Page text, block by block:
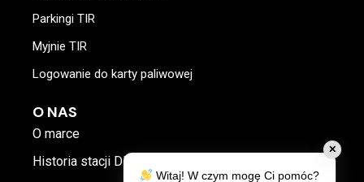
Parkingi TIR
Myjnie TIR
Logowanie do karty paliwowej
O NAS
O marce
Historia stacji DP
✕
Witaj! W czym mogę Ci pomóc?